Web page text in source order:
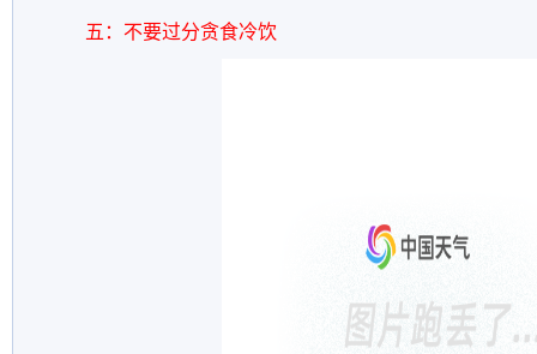
五：不要过分贪食冷饮